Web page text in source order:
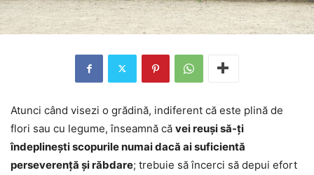
Atunci când visezi o grădină, indiferent că este plină de
flori sau cu legume, înseamnă că vei reuși să-ți
îndeplinești scopurile numai dacă ai suficientă
perseverență și răbdare; trebuie să încerci să depui efort